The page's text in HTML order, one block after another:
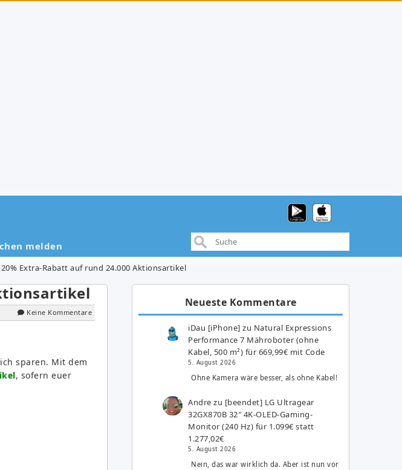
melden
Extra-Rabatt auf rund 24.000 Aktionsartikel
Keine Kommentare
sparen. Mit dem
, sofern euer
Neueste Kommentare
iDau [iPhone] zu Natural Expressions
Performance 7 Mähroboter (ohne
Kabel, 500 m²) für 669,99€ mit Code
5. August 2026
Ohne Kamera wäre besser, als ohne Kabel!
Andre zu [beendet] LG Ultragear
32GX870B 32″ 4K-OLED-Gaming-
Monitor (240 Hz) für 1.099€ statt
1.277,02€
5. August 2026
Nein, das war wirklich da. Aber ist nun vor